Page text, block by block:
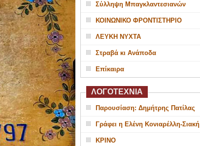
Σύλληψη Μπαγκλαντεσιανών
ΚΟΙΝΩΝΙΚΟ ΦΡΟΝΤΙΣΤΗΡΙΟ
ΛΕΥΚΗ ΝΥΧΤΑ
Στραβά κι Ανάποδα
Επίκαιρα
ΛΟΓΟΤΕΧΝΙΑ
Παρουσίαση: Δημήτρης Πατίλας
Γράφει η Ελένη Κονιαρέλλη-Σιακή
ΚΡΙΝΟ